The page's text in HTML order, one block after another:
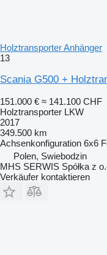
Holztransporter Anhänger
13
Scania G500 +
151.000 € ≈ 141.100 CHF
Holztransporter LKW
2017
349.500 km
Achsenkonfiguration 6x6
Polen, Swiebodzin
MHS SERWIS Spółka z
Verkäufer kontaktieren